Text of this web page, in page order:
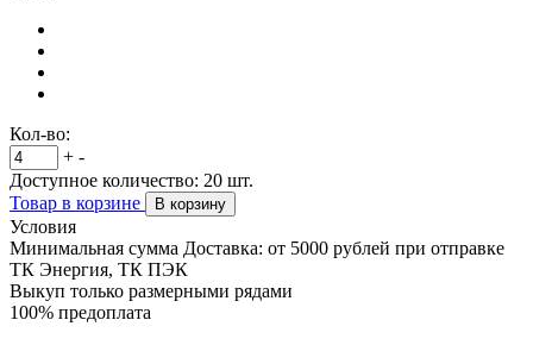
Кол-во:
+ -
Доступное количество: 20 шт.
Товар в корзине
В корзину
Условия
Минимальная сумма Доставка: от 5000 рублей при отправке
ТК Энергия, ТК ПЭК
Выкуп только размерными рядами
100% предоплата